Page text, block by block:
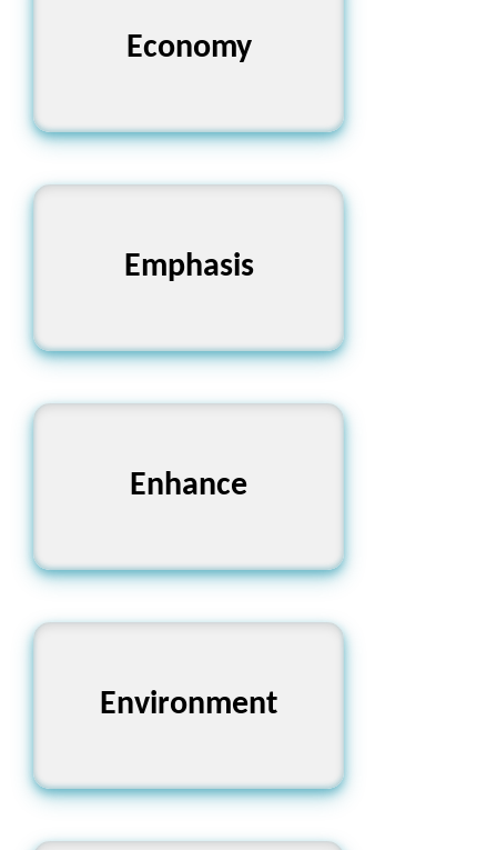
Economy
অর্থনীতি, মিতব্যয়িতা
Emphasis
জোর দেওয়া, গুরুত্ব আরোপ করা
Enhance
বৃদ্ধি করা, উন্নত করা
Environment
পরিবেশ, পারিপার্শ্বিকতা